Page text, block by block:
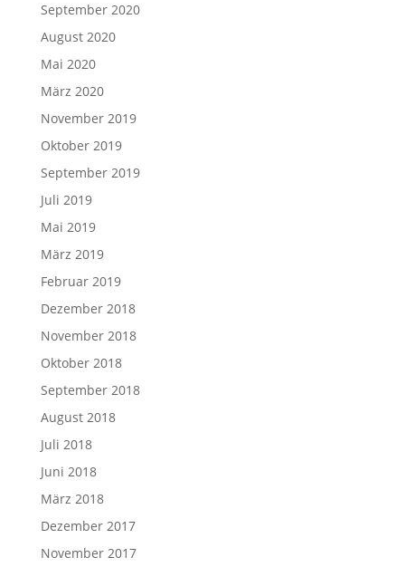
September 2020
August 2020
Mai 2020
März 2020
November 2019
Oktober 2019
September 2019
Juli 2019
Mai 2019
März 2019
Februar 2019
Dezember 2018
November 2018
Oktober 2018
September 2018
August 2018
Juli 2018
Juni 2018
März 2018
Dezember 2017
November 2017